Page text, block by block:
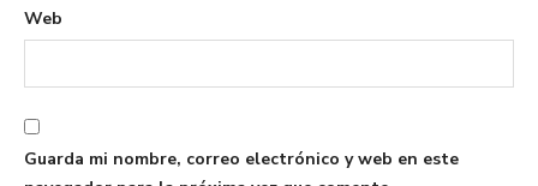
Web
Guarda mi nombre, correo electrónico y web en este